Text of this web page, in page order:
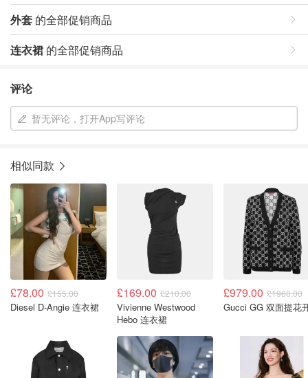
外套 的全部促销商品
连衣裙 的全部促销商品
评论
暂无评论，打开App写评论
相似同款
£78.00 £155.00
Diesel D-Angie 连衣裙
£169.00 £210.00
Vivienne Westwood
Hebo 连衣裙
£979.00 £1960.00
Gucci GG 双面提花